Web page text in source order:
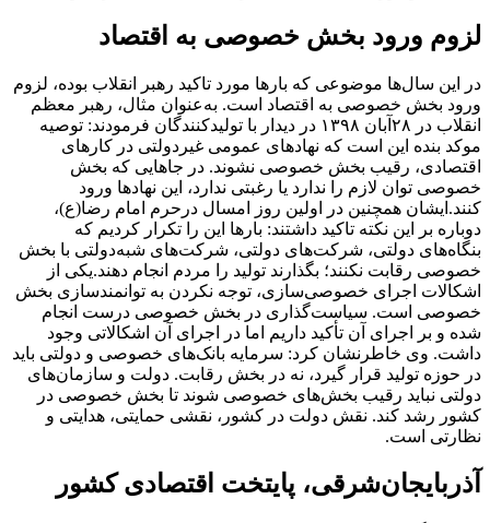
لزوم ورود بخش خصوصی به اقتصاد
در این سال‌ها موضوعی که بار‌ها مورد تاکید رهبر انقلاب بوده، لزوم
ورود بخش خصوصی به اقتصاد است. به‌عنوان مثال، رهبر معظم
انقلاب در ۲۸آبان ۱۳۹۸ در دیدار با تولیدکنندگان فرمودند: توصیه
موکد بنده این است که نهاد‌های عمومی غیردولتی در کار‌های
اقتصادی، رقیب بخش خصوصی نشوند. در جا‌هایی که بخش
خصوصی توان لازم را ندارد یا رغبتی ندارد، این نهاد‌ها ورود
کنند.ایشان همچنین در اولین روز امسال درحرم امام رضا(ع)،
دوباره بر این نکته تاکید داشتند: بار‌ها این را تکرار کردیم که
بنگاه‌های دولتی، شرکت‌های دولتی، شرکت‌های شبه‌دولتی با بخش
خصوصی رقابت نکنند؛ بگذارند تولید را مردم انجام دهند.یکی از
اشکالات اجرای خصوصی‌سازی، توجه‌ نکردن به توانمندسازی بخش
خصوصی است. سیاست‌گذاری در بخش خصوصی درست انجام
شده و بر اجرای آن تأکید داریم اما در اجرای آن اشکالاتی وجود
داشت. وی خاطرنشان کرد: سرمایه بانک‌های خصوصی و دولتی باید
در حوزه تولید قرار گیرد، نه در بخش رقابت. دولت و سازمان‌های
دولتی نباید رقیب بخش‌های خصوصی شوند تا بخش خصوصی در
کشور رشد کند. نقش دولت در کشور، نقشی حمایتی، هدایتی و
نظارتی است.
آذربایجان‌شرقی، پایتخت اقتصادی کشور